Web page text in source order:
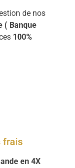
de nos
( Banque
100%
frais
en 4X